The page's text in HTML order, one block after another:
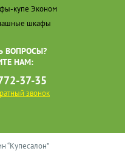
купе Эконом
шкафы
ВОПРОСЫ?
НАМ:
37-35
звонок
“Купесалон”